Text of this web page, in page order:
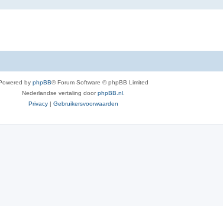
by phpBB® Forum Software © phpBB Limited
Nederlandse vertaling doorphpBB.nl
Privacy | Gebruikersvoorwaarden